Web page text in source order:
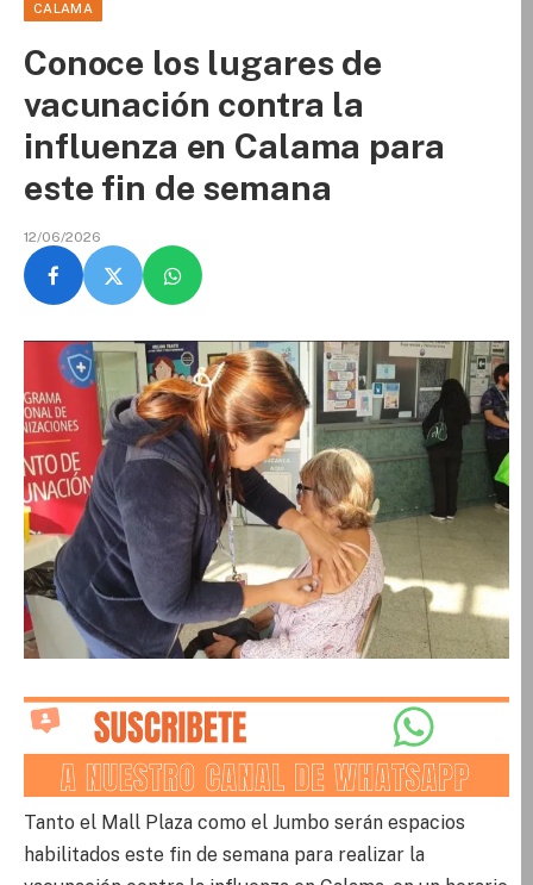
CALAMA
Conoce los lugares de
vacunación contra la
influenza en Calama para
este fin de semana
12/06/2026
Tanto el Mall Plaza como el Jumbo serán espacios
habilitados este fin de semana para realizar la